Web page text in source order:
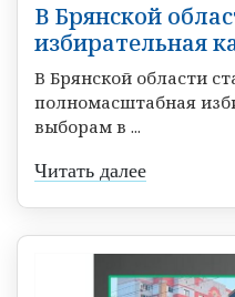
В Брянской
избирательная
В Брянской области
полномасштабная
выборам в ...
Читать далее